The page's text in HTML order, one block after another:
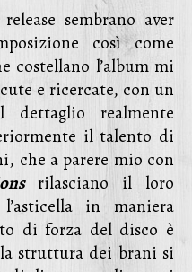
sembrano aver
così come
costellano l’album mi
e ricercate, con un
realmente
il talento di
che a parere mio con
rilasciano il loro
in maniera
di forza del disco è
struttura dei brani si